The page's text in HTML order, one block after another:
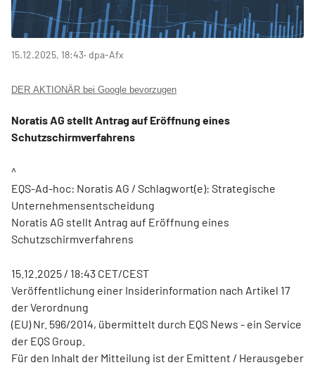
15.12.2025, 18:43‧ dpa-Afx
DER AKTIONÄR bei Google bevorzugen
Noratis AG stellt Antrag auf Eröffnung eines
Schutzschirmverfahrens
^
EQS-Ad-hoc: Noratis AG / Schlagwort(e): Strategische
Unternehmensentscheidung
Noratis AG stellt Antrag auf Eröffnung eines
Schutzschirmverfahrens
15.12.2025 / 18:43 CET/CEST
Veröffentlichung einer Insiderinformation nach Artikel 17
der Verordnung
(EU) Nr. 596/2014, übermittelt durch EQS News - ein Service
der EQS Group.
Für den Inhalt der Mitteilung ist der Emittent / Herausgeber